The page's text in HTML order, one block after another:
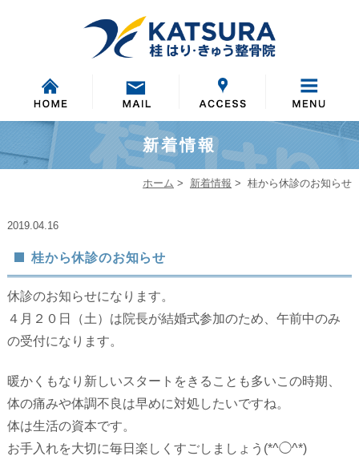
新着情報
ホーム > 新着情報 > 桂から休診のお知らせ
2019.04.16
桂から休診のお知らせ
休診のお知らせになります。
４月２０日（土）は院長が結婚式参加のため、午前中のみ
の受付になります。
暖かくもなり新しいスタートをきることも多いこの時期、
体の痛みや体調不良は早めに対処したいですね。
体は生活の資本です。
お手入れを大切に毎日楽しくすごしましょう(*^◯^*)